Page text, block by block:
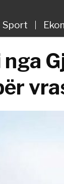
Sport